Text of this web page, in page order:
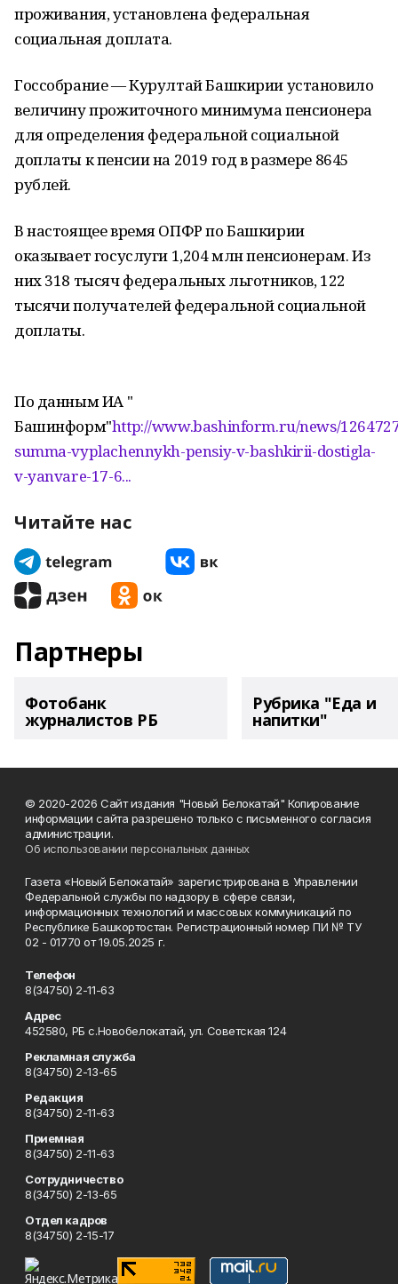
проживания, установлена федеральная
социальная доплата.
Госсобрание — Курултай Башкирии установило
величину прожиточного минимума пенсионера
для определения федеральной социальной
доплаты к пенсии на 2019 год в размере 8645
рублей.
В настоящее время ОПФР по Башкирии
оказывает госуслуги 1,204 млн пенсионерам. Из
них 318 тысяч федеральных льготников, 122
тысячи получателей федеральной социальной
доплаты.
По данным ИА "
Башинформ"http://www.bashinform.ru/news/
summa-vyplachennykh-pensiy-v-bashkirii-dostigla-
v-yanvare-17-6...
Читайте нас
Партнеры
Фотобанк
журналистов РБ
Рубрика "Еда и
напитки"
© 2020-2026 Сайт издания "Новый Белокатай" Копирование
информации сайта разрешено только с письменного согласия
администрации.
Об использовании персональных данных
Газета «Новый Белокатай» зарегистрирована в Управлении
Федеральной службы по надзору в сфере связи,
информационных технологий и массовых коммуникаций по
Республике Башкортостан. Регистрационный номер ПИ № ТУ
02 - 01770 от 19.05.2025 г.
Телефон
8(34750) 2-11-63
Адрес
452580, РБ с.Новобелокатай, ул. Советская 124
Рекламная служба
8(34750) 2-13-65
Редакция
8(34750) 2-11-63
Приемная
8(34750) 2-11-63
Сотрудничество
8(34750) 2-13-65
Отдел кадров
8(34750) 2-15-17